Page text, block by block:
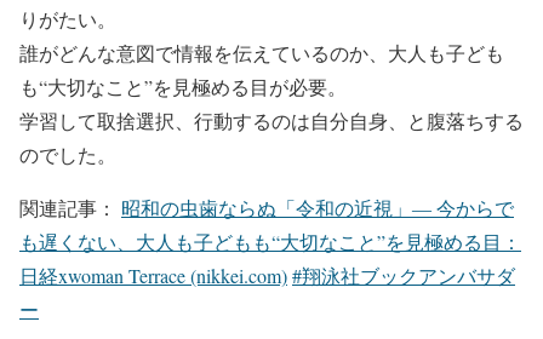
りがたい。
誰がどんな意図で情報を伝えているのか、大人も子ども
も“大切なこと”を見極める目が必要。
学習して取捨選択、行動するのは自分自身、と腹落ちする
のでした。
関連記事： 昭和の虫歯ならぬ「令和の近視」― 今からで
も遅くない、大人も子どもも“大切なこと”を見極める目：
日経xwoman Terrace (nikkei.com)#翔泳社ブックアンバサダ
ー